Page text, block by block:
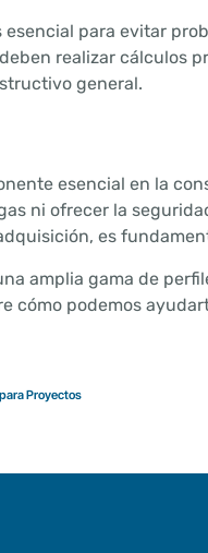
para evitar
realizar cálculos
general.
esencial en la
ni ofrecer la
es
amplia gama de
cómo podemos
Proyectos